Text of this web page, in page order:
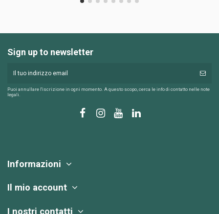
Sign up to newsletter
Puoi annullare l'iscrizione in ogni momento. A questo scopo, cerca le info di contatto nelle note
legali.
Informazioni
Il mio account
I nostri contatti